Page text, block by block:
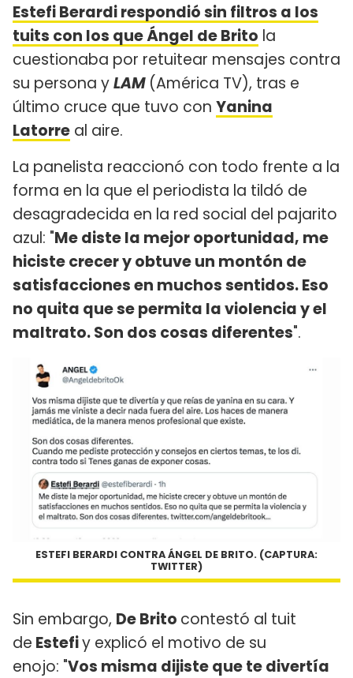
Estefi Berardi respondió sin filtros a los
tuits con los que Ángel de Brito la
cuestionaba por retuitear mensajes contra
su persona yLAM (América TV), tras e
último cruce que tuvo con Yanina
Latorre al aire.
La panelista reaccionó con todo frente a la
forma en la que el periodista la tildó de
desagradecida en la red social del pajarito
azul: "Me diste la mejor oportunidad, me
hiciste crecer y obtuve un montón de
satisfacciones en muchos sentidos. Eso
no quita que se permita la violencia y el
maltrato. Son dos cosas diferentes".
ESTEFI BERARDI CONTRA ÁNGEL DE BRITO. (CAPTURA:
TWITTER)
Sin embargo, De Brito contestó al tuit
de Estefiy explicó el motivo de su
enojo: "Vos misma dijiste que te divertía